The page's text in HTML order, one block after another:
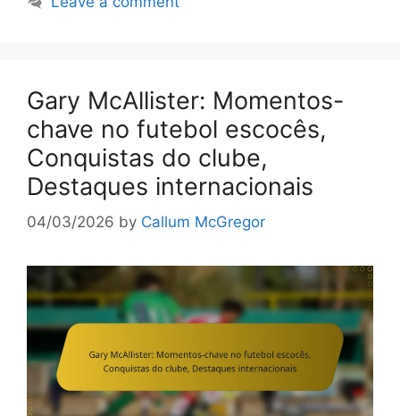
Gary McAllister: Momentos-
chave no futebol escocês,
Conquistas do clube,
Destaques internacionais
04/03/2026 by Callum McGregor